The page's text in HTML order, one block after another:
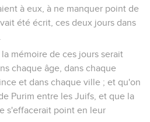
à eux, à ne manquer point de
été écrit, ces deux jours dans
mémoire de ces jours serait
chaque âge, dans chaque
et dans chaque ville ; et qu'on
Purim entre les Juifs, et que la
s'effacerait point en leur